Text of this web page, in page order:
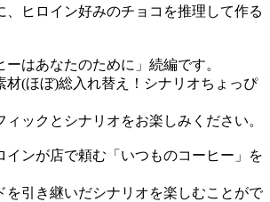
ヒロイン好みのチョコを推理して作る
はあなたのために」続編です。
材(ほぼ)総入れ替え！シナリオちょっぴ
ィックとシナリオをお楽しみください。
ンが店で頼む「いつものコーヒー」を
を引き継いだシナリオを楽しむことがで